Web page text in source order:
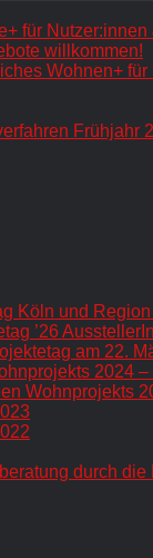
für
willkommen!
Wohnen+
Frühjahr
Köln und
’26
am 22.
2024
Wohnprojekts
durch die